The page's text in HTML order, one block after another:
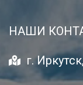
НАШИ
г.